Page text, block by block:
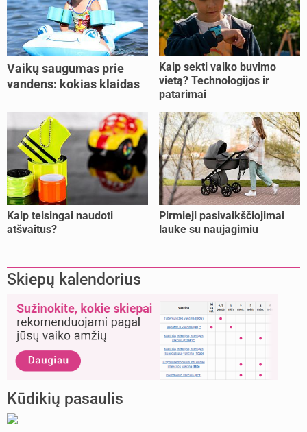
Vaikų saugumas prie
vandens: kokias klaidas
Kaip sekti vaiko buvimo
vietą? Technologijos ir
patarimai
Kaip teisingai naudoti
atšvaitus?
Pirmieji pasivaikščiojimai
lauke su naujagimiu
Skiepų kalendorius
Kūdikių pasaulis